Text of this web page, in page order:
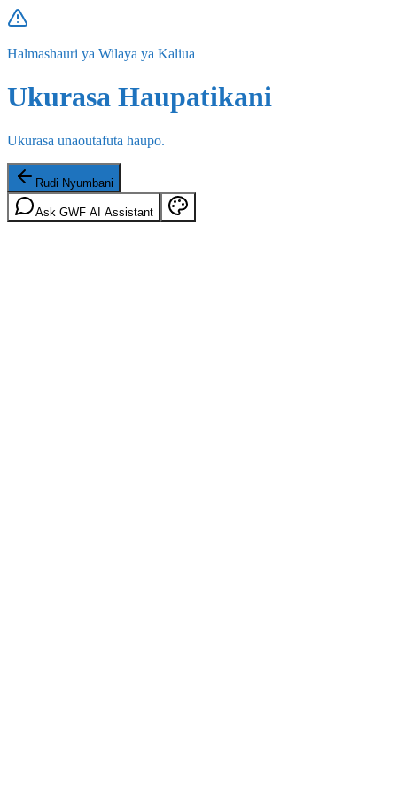
Halmashauri ya Wilaya ya Kaliua
Ukurasa Haupatikani
Ukurasa unaoutafuta haupo.
Rudi Nyumbani
Ask GWF AI Assistant